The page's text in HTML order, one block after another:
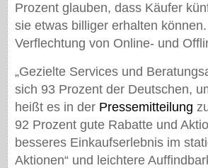
Prozent glauben, dass Käufer
sie etwas billiger erhalten
Verflechtung von Online- und
„Gezielte Services und
sich 93 Prozent der Deutschen,
heißt es in der Pressemitteilung
92 Prozent gute Rabatte und
besseres Einkaufserlebnis im
Aktionen“ und leichtere